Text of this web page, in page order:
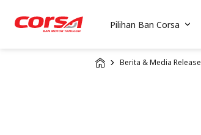
Pilihan Ban Corsa
Berita & Media Release